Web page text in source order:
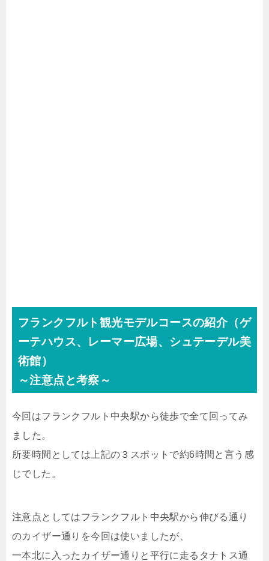
フランクフルト観光モデルコースの紹介（ゲ
ーテハウス、レーマー広場、シュテーデル美
術館）
～注意点と考察～
今回はフランクフルト中央駅から徒歩で全て回ってみ
ました。
所要時間としては上記の３スポットで約6時間と言う感
じでした。
注意点としてはフランクフルト中央駅から伸びる通り
のカイザー通りを今回は使いましたが、
一本北に入ったカイザー通りと平行に走るタナトス通